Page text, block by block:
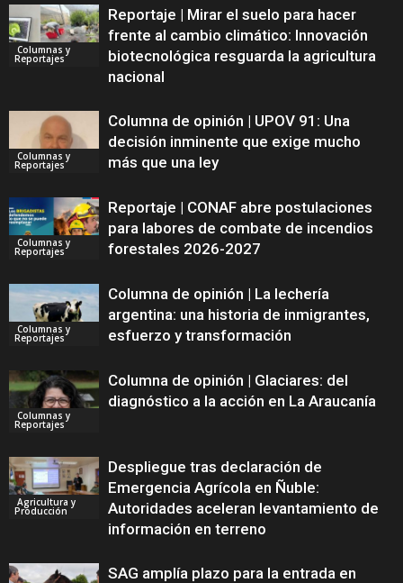
Columnas y
Reportajes
Reportaje | Mirar el suelo para hacer
frente al cambio climático: Innovación
biotecnológica resguarda la agricultura
nacional
Columnas y
Reportajes
Columna de opinión | UPOV 91: Una
decisión inminente que exige mucho
más que una ley
Columnas y
Reportajes
Reportaje | CONAF abre postulaciones
para labores de combate de incendios
forestales 2026-2027
Columnas y
Reportajes
Columna de opinión | La lechería
argentina: una historia de inmigrantes,
esfuerzo y transformación
Columnas y
Reportajes
Columna de opinión | Glaciares: del
diagnóstico a la acción en La Araucanía
Agricultura y
Producción
Despliegue tras declaración de
Emergencia Agrícola en Ñuble:
Autoridades aceleran levantamiento de
información en terreno
SAG amplía plazo para la entrada en